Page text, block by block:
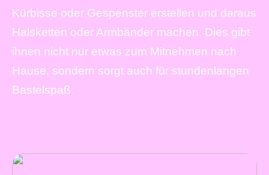
Kürbisse oder Gespenster erstellen und daraus
Halsketten oder Armbänder machen. Dies gibt
ihnen nicht nur etwas zum Mitnehmen nach
Hause, sondern sorgt auch für stundenlangen
Bastelspaß.